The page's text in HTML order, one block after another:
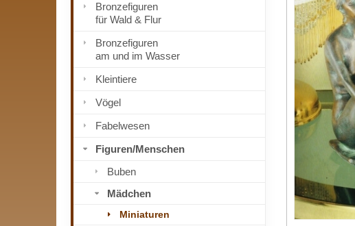
Bronzefiguren
für Wald & Flur
Bronzefiguren
am und im Wasser
Kleintiere
Vögel
Fabelwesen
Figuren/Menschen
Buben
Mädchen
Miniaturen